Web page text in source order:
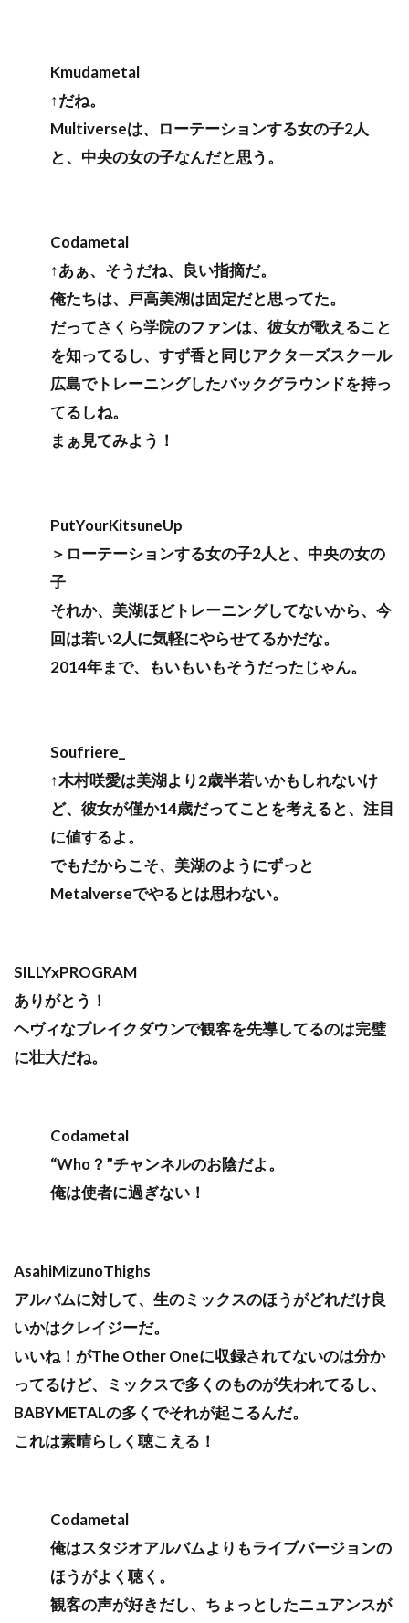
Kmudametal
↑だね。
Multiverseは、ローテーションする女の子2人
と、中央の女の子なんだと思う。
Codametal
↑あぁ、そうだね、良い指摘だ。
俺たちは、戸高美湖は固定だと思ってた。
だってさくら学院のファンは、彼女が歌えること
を知ってるし、すず香と同じアクターズスクール
広島でトレーニングしたバックグラウンドを持っ
てるしね。
まぁ見てみよう！
PutYourKitsuneUp
＞ローテーションする女の子2人と、中央の女の
子
それか、美湖ほどトレーニングしてないから、今
回は若い2人に気軽にやらせてるかだな。
2014年まで、もいもいもそうだったじゃん。
Soufriere_
↑木村咲愛は美湖より2歳半若いかもしれないけ
ど、彼女が僅か14歳だってことを考えると、注目
に値するよ。
でもだからこそ、美湖のようにずっと
Metalverseでやるとは思わない。
SILLYxPROGRAM
ありがとう！
ヘヴィなブレイクダウンで観客を先導してるのは完璧
に壮大だね。
Codametal
“Who？”チャンネルのお陰だよ。
俺は使者に過ぎない！
AsahiMizunoThighs
アルバムに対して、生のミックスのほうがどれだけ良
いかはクレイジーだ。
いいね！がThe Other Oneに収録されてないのは分か
ってるけど、ミックスで多くのものが失われてるし、
BABYMETALの多くでそれが起こるんだ。
これは素晴らしく聴こえる！
Codametal
俺はスタジオアルバムよりもライブバージョンの
ほうがよく聴く。
観客の声が好きだし、ちょっとしたニュアンスが